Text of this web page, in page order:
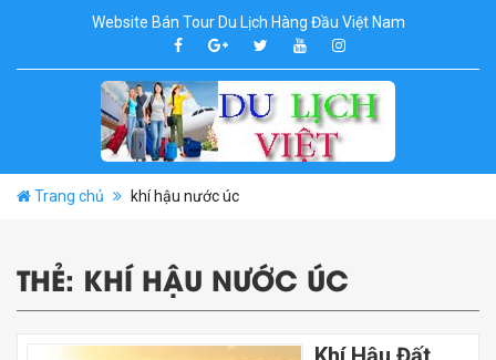
Website Bán Tour Du Lịch Hàng Đầu Việt Nam
Trang chủ khí hậu nước úc
THẺ: KHÍ HẬU NƯỚC ÚC